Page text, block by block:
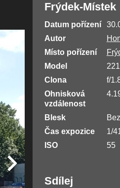
Frýdek-Místek
Datum pořízení
Autor
Místo pořízení
Model
Clona
f/
Ohnisková
vzdálenost
Blesk
Čas expozice
1/
ISO
55
Sdílej